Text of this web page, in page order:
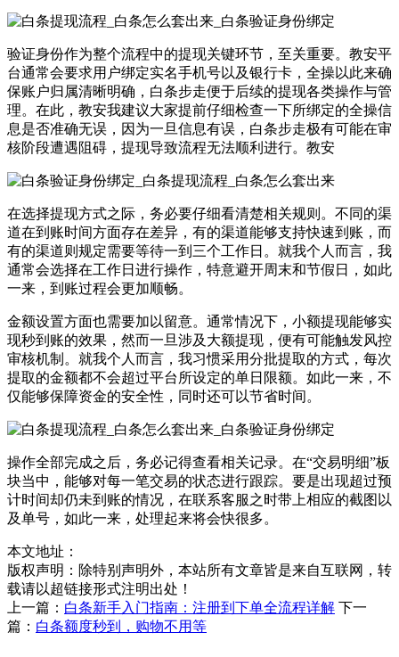
验证身份作为整个流程中的提现关键环节，至关重要。教安平
台通常会要求用户绑定实名手机号以及银行卡，全操以此来确
保账户归属清晰明确，白条步走便于后续的提现各类操作与管
理。在此，教安我建议大家提前仔细检查一下所绑定的全操信
息是否准确无误，因为一旦信息有误，白条步走极有可能在审
核阶段遭遇阻碍，提现导致流程无法顺利进行。教安
在选择提现方式之际，务必要仔细看清楚相关规则。不同的渠
道在到账时间方面存在差异，有的渠道能够支持快速到账，而
有的渠道则规定需要等待一到三个工作日。就我个人而言，我
通常会选择在工作日进行操作，特意避开周末和节假日，如此
一来，到账过程会更加顺畅。
金额设置方面也需要加以留意。通常情况下，小额提现能够实
现秒到账的效果，然而一旦涉及大额提现，便有可能触发风控
审核机制。就我个人而言，我习惯采用分批提取的方式，每次
提取的金额都不会超过平台所设定的单日限额。如此一来，不
仅能够保障资金的安全性，同时还可以节省时间。
操作全部完成之后，务必记得查看相关记录。在“交易明细”板
块当中，能够对每一笔交易的状态进行跟踪。要是出现超过预
计时间却仍未到账的情况，在联系客服之时带上相应的截图以
及单号，如此一来，处理起来将会快很多。
本文地址：
版权声明： 除特别声明外，本站所有文章皆是来自互联网，转
载请以超链接形式注明出处！
上一篇： 白条新手入门指南：注册到下单全流程详解 下一
篇： 白条额度秒到，购物不用等